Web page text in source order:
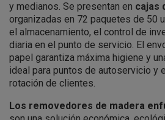
y medianos. Se presentan en cajas
organizadas en 72 paquetes de 50
el almacenamiento, el control de
diaria en el punto de servicio. El
papel garantiza máxima higiene y
ideal para puntos de autoservicio y
rotación de clientes.
Los removedores de madera